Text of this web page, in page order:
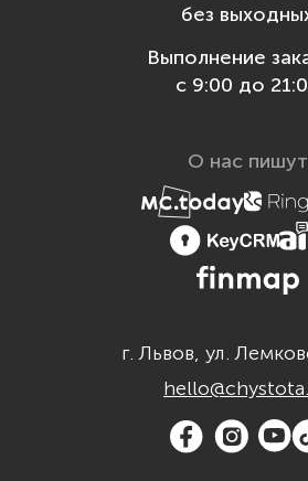
без
Выполнение
с 9:00 до
О нас пишут
г. Львов, ул.